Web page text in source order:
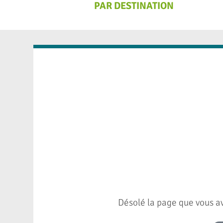
PAR DESTINATION
Désolé la page que vous